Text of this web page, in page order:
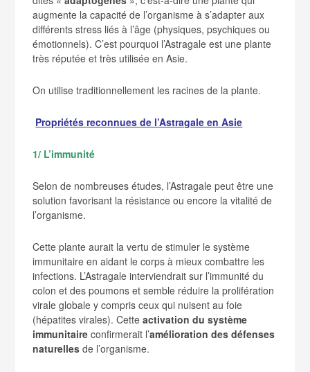
augmente la capacité de l’organisme à s’adapter aux
différents stress liés à l’âge (physiques, psychiques ou
émotionnels). C’est pourquoi l’Astragale est une plante
très réputée et très utilisée en Asie.
On utilise traditionnellement les racines de la plante.
Propriétésreconnuesde l’Astragale en Asie
1/ L’immunité
Selon de nombreuses études, l’Astragale peut être une
solution favorisant la résistance ou encore la vitalité de
l’organisme.
Cette plante aurait la vertu de stimuler le système
immunitaire en aidant le corps à mieux combattre les
infections. L’Astragale interviendrait sur l’immunité du
colon et des poumons et semble réduire la prolifération
virale globale y compris ceux qui nuisent au foie
(hépatites virales). Cetteactivation du système
immunitaire confirmerait l’amélioration des défenses
naturelles de l’organisme.